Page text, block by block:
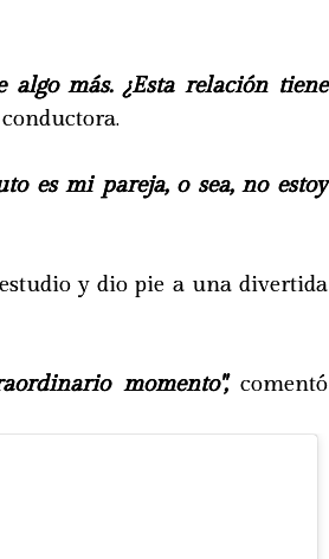
algo más. ¿Esta relación tiene
es mi pareja, o sea, no estoy
y dio pie a una divertida
momento", comentó